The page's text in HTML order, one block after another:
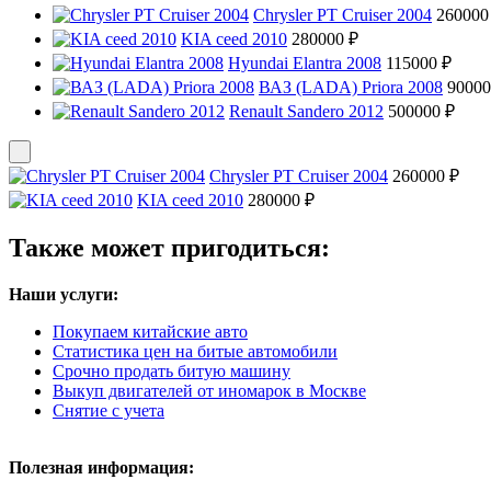
Chrysler PT Cruiser 2004
KIA ceed 2010 280000 ₽
Hyundai Elantra 2008 115000 ₽
ВАЗ (LADA) Priora 2008
Renault Sandero 2012 500000 ₽
Chrysler PT Cruiser 2004 260000 ₽
KIA ceed 2010 280000 ₽
Также может пригодиться:
Наши услуги:
Покупаем китайские авто
Статистика цен на битые автомобили
Срочно продать битую машину
Выкуп двигателей от иномарок в Москве
Снятие с учета
Полезная информация: